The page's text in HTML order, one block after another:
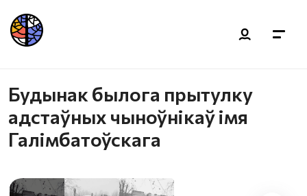
Будынак былога прытулку
адстаўных чыноўнікаў імя
Галімбатоўскага